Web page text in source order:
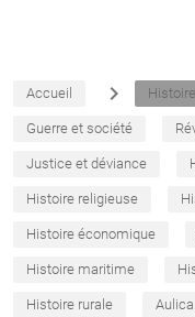
Accueil navigate_next Histoire
Guerre et société
Justice et déviance
Histoire religieuse
Histoire économique
Histoire maritime
Histoire rurale